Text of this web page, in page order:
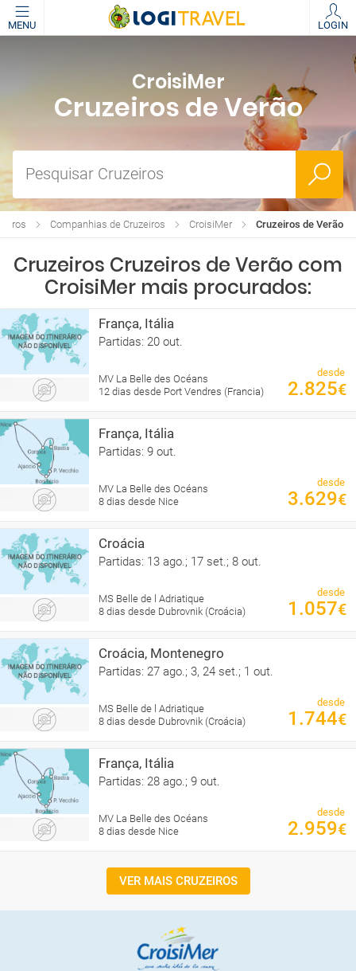
MENU LOGIN
CroisiMer
Cruzeiros de Verão
Pesquisar Cruzeiros
Cruzeiros de Verão
CroisiMer
Companhias de Cruzeiros
Cruzeiros Cruzeiros de Verão com
CroisiMer mais procurados:
França, Itália
Partidas: 20 out.
MV La Belle des Océans
12 dias desde Port Vendres (Francia)
desde
2.825€
França, Itália
Partidas: 9 out.
MV La Belle des Océans
8 dias desde Nice
desde
3.629€
Croácia
Partidas: 13 ago.; 17 set.; 8 out.
MS Belle de l Adriatique
8 dias desde Dubrovnik (Croácia)
desde
1.057€
Croácia, Montenegro
Partidas: 27 ago.; 3, 24 set.; 1 out.
MS Belle de l Adriatique
8 dias desde Dubrovnik (Croácia)
desde
1.744€
França, Itália
Partidas: 28 ago.; 9 out.
MV La Belle des Océans
8 dias desde Nice
desde
2.959€
VER MAIS CRUZEIROS